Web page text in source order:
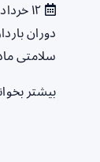
دوران
سلامتی
بیشتر